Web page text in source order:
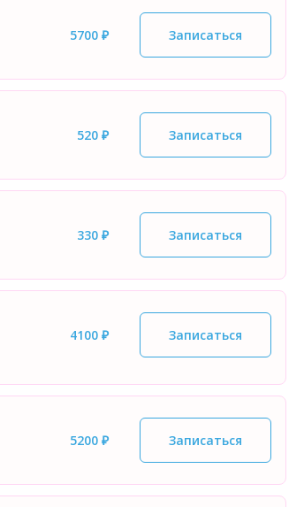
5700 ₽ Записаться
520 ₽ Записаться
330 ₽ Записаться
4100 ₽ Записаться
5200 ₽ Записаться